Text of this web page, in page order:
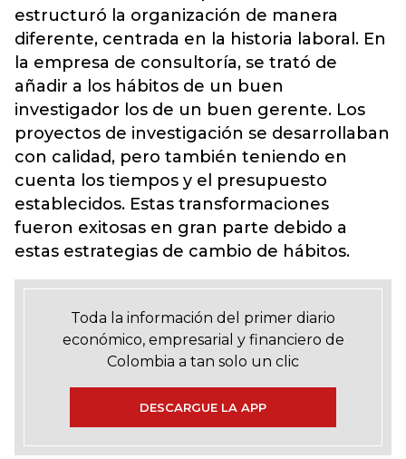
estructuró la organización de manera
diferente, centrada en la historia laboral. En
la empresa de consultoría, se trató de
añadir a los hábitos de un buen
investigador los de un buen gerente. Los
proyectos de investigación se desarrollaban
con calidad, pero también teniendo en
cuenta los tiempos y el presupuesto
establecidos. Estas transformaciones
fueron exitosas en gran parte debido a
estas estrategias de cambio de hábitos.
Toda la información del primer diario
económico, empresarial y financiero de
Colombia a tan solo un clic
DESCARGUE LA APP